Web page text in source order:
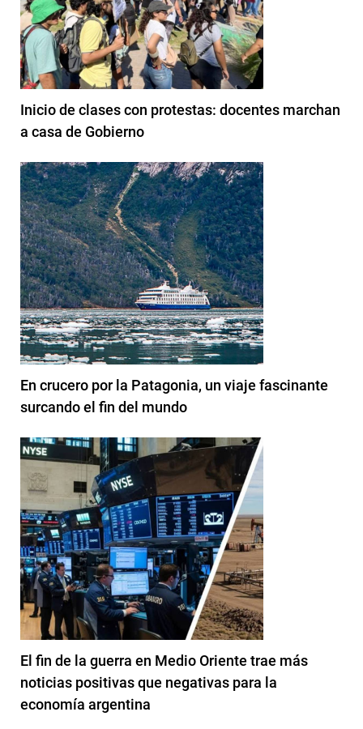
Inicio de clases con protestas: docentes marchan
a casa de Gobierno
En crucero por la Patagonia, un viaje fascinante
surcando el fin del mundo
El fin de la guerra en Medio Oriente trae más
noticias positivas que negativas para la
economía argentina